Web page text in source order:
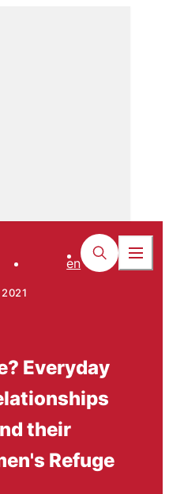
en
2021
Everyday
their
Refuge